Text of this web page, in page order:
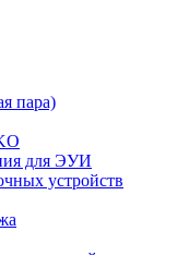
пара)
для ЭУИ
устройств